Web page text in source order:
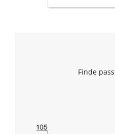
Finde